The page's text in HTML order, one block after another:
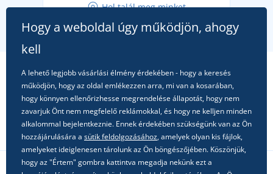
alkalomra!
Hol talál meg minket
Hogy a weboldal úgy működjön, ahogy
kell
A lehető legjobb vásárlási élmény érdekében - hogy a keresés
működjön, hogy az oldal emlékezzen arra, mi van a kosarában,
hogy könnyen ellenőrizhesse megrendelése állapotát, hogy nem
zavarjuk Önt nem megfelelő reklámokkal, és hogy ne kelljen minden
alkalommal bejelentkeznie. Ennek érdekében szükségünk van az Ön
hozzájárulására a sütik feldolgozásához, amelyek olyan kis fájlok,
amelyeket ideiglenesen tárolunk az Ön böngészőjében. Köszönjük,
hogy az "Értem" gombra kattintva megadja nekünk ezt a